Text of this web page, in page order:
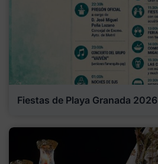
Fiestas de Playa Granada 2026